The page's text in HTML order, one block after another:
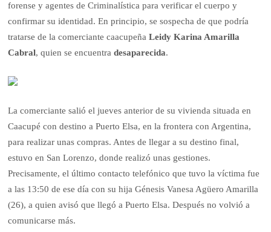
forense y agentes de Criminalística para verificar el cuerpo y
confirmar su identidad. En principio, se sospecha de que podría
tratarse de la comerciante caacupeña Leidy Karina Amarilla
Cabral, quien se encuentradesaparecida.
La comerciante salió el jueves anterior de su vivienda situada en
Caacupé con destino a Puerto Elsa, en la frontera con Argentina,
para realizar unas compras. Antes de llegar a su destino final,
estuvo en San Lorenzo, donde realizó unas gestiones.
Precisamente, el último contacto telefónico que tuvo la víctima fue
a las 13:50 de ese día con su hija Génesis Vanesa Agüero Amarilla
(26), a quien avisó que llegó a Puerto Elsa. Después no volvió a
comunicarse más.